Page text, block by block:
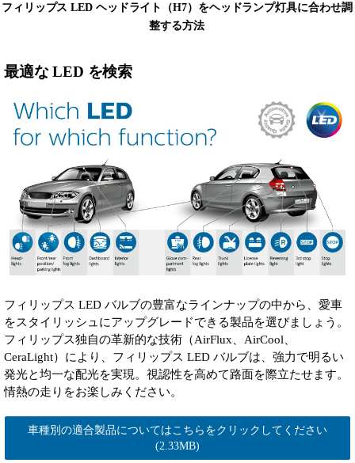
フィリップス LED ヘッドライト（H7）をヘッドランプ灯具に合わせ調
整する方法
最適な LED を検索
フィリップス LED バルブの豊富なラインナップの中から、愛車
をスタイリッシュにアップグレードできる製品を選びましょう。
フィリップス独自の革新的な技術（AirFlux、AirCool、
CeraLight）により、フィリップス LED バルブは、強力で明るい
発光と均一な配光を実現。視認性を高めて路面を際立たせます。
情熱の走りをお楽しみください。
車種別の適合製品についてはこちらをクリックしてください
(2.33MB)